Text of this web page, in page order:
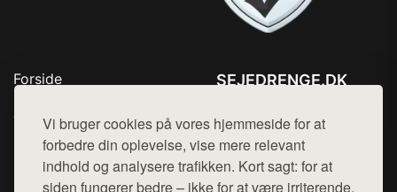
Vi bruger cookies på vores hjemmeside for at
forbedre din oplevelse, vise mere relevant
indhold og analysere trafikken. Kort sagt: for at
siden fungerer bedre – ikke for at være irriterende.
Forside
Top Rabatter
Kontakt
SEJEDRENGE.DK
Mail: hej@want.dk
Cookie- og privatlivspolitik